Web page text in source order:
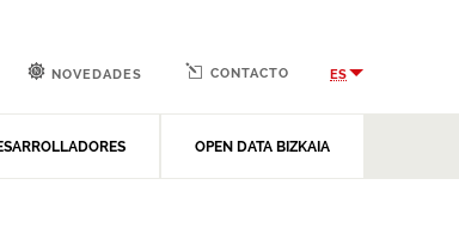
OPEN DATA BIZKAIA
NOVEDADES CONTACTO ES